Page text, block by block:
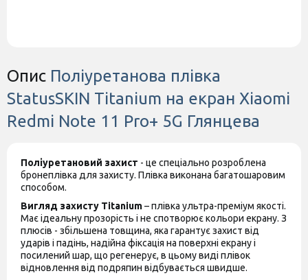
Опис Поліуретанова плівка
StatusSKIN Titanium на екран Xiaomi
Redmi Note 11 Pro+ 5G Глянцева
Поліуретановий захист - це спеціально розроблена
бронеплівка для захисту. Плівка виконана багатошаровим
способом.
Вигляд захисту Titanium– плівка ультра-преміум якості.
Має ідеальну прозорість і не спотворює кольори екрану. З
плюсів - збільшена товщина, яка гарантує захист від
ударів і падінь, надійна фіксація на поверхні екрану і
посилений шар, що регенерує, в цьому виді плівок
відновлення від подряпин відбувається швидше.